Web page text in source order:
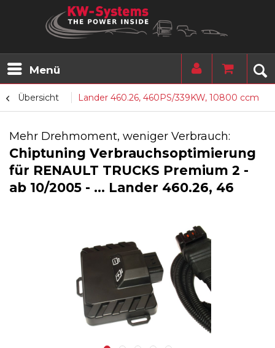
Menü
Übersicht Lander 460.26, 460PS/339KW, 10800 ccm
Mehr Drehmoment, weniger Verbrauch:
Chiptuning Verbrauchsoptimierung
für RENAULT TRUCKS Premium 2 -
ab 10/2005 - ... Lander 460.26, 46